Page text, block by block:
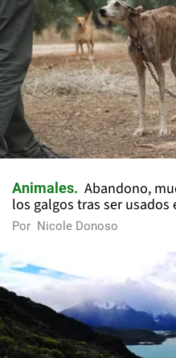
Animales
Abandono,
los galgos tras ser usados
Por Nicole Donoso